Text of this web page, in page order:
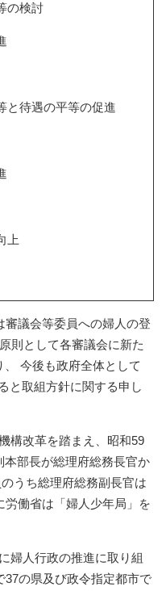
の検討
と待遇の平等の促進
上
審議会等委員への婦人の登
則として各審議会に新た
今後も政府全体として
と取組方針に関する申し
構改革を踏まえ、昭和59
部長が総理府総務長官か
うち総理府総務副長官は
働省は「婦人少年局」を
婦人行政の推進に取り組
37の県及び政令指定都市で